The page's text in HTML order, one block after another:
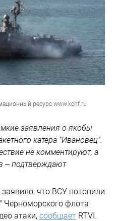
ресурс www.kchf.ru
заявления о якобы
катера "Ивановец".
не комментируют, а
– подтверждают
что ВСУ потопили
Черноморского флота
атаки, сообщает RTVI.